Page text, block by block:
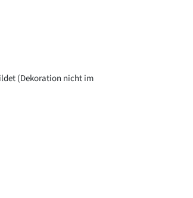
(Dekoration nicht im